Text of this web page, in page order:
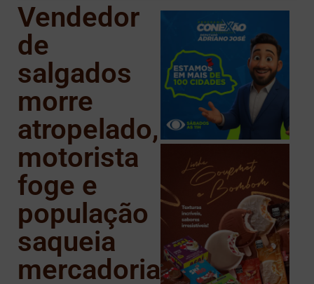
Vendedor
de
salgados
morre
atropelado,
motorista
foge e
população
saqueia
mercadorias